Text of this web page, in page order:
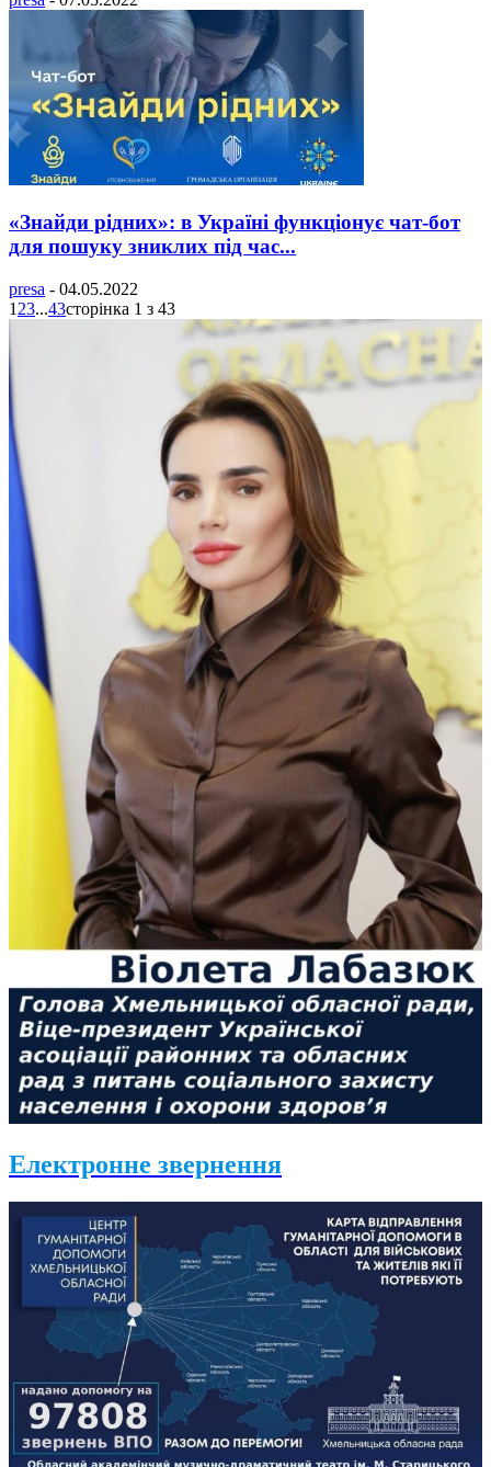
«Знайди рідних»: в Україні функціонує чат-бот
для пошуку зниклих під час...
presa - 04.05.2022
1 23...43сторінка 1 з 43
Електронне звернення